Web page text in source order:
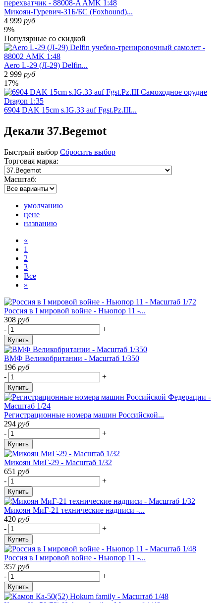
Микоян-Гуревич-31Б/БС (Foxhound)...
4 999 руб
9%
Популярные со скидкой
Aero L-29 (Л-29) Delfin...
2 999 руб
17%
6904 DAK 15cm s.IG.33 auf Fgst.Pz.III...
Декали 37.Begemot
Быстрый выбор Сбросить выбор
Торговая марка:
Масштаб:
умолчанию
цене
названию
«
1
2
3
Все
»
Россия в I мировой войне - Ньюпор 11 -...
308 руб
-
+
Купить
ВМФ Великобритании - Масштаб 1/350
196 руб
-
+
Купить
Регистрационные номера машин Российской...
294 руб
-
+
Купить
Микоян МиГ-29 - Масштаб 1/32
651 руб
-
+
Купить
Микоян МиГ-21 технические надписи -...
420 руб
-
+
Купить
Россия в I мировой войне - Ньюпор 11 -...
357 руб
-
+
Купить